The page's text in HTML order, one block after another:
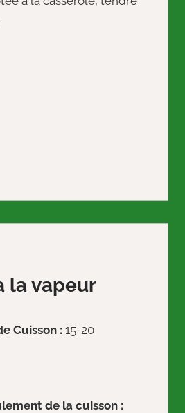
la vapeur
Cuisson : 15-20
de la cuisson :